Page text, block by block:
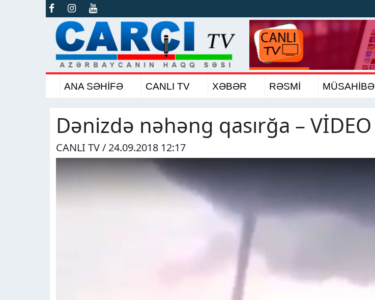
ANA SƏHİFƏ CANLI TV XƏBƏR RƏSMİ MÜSAHİBƏ
Dənizdə nəhəng qasırğa – VİDEO
CANLI TV / 24.09.2018 12:17